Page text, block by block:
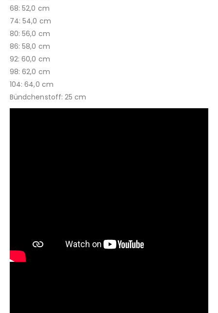
68: 52,0 cm
74: 54,0 cm
80: 56,0 cm
86: 58,0 cm
92: 60,0 cm
98: 62,0 cm
104: 64,0 cm
Bündchenstoff: 25 cm